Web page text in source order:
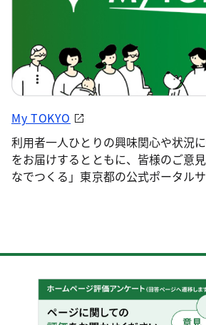
My TOKYO
利用者一人ひとりの興味関心や状況
をお届けするとともに、皆様のご意
なでつくる」東京都の公式ポータルサ